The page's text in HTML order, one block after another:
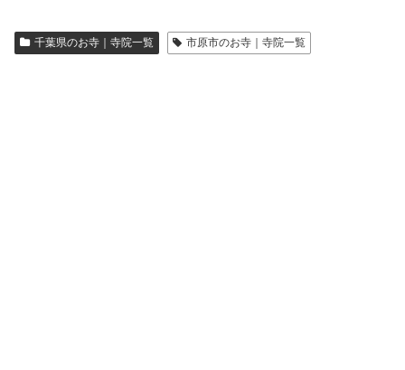
千葉県のお寺｜寺院一覧 市原市のお寺｜寺院一覧